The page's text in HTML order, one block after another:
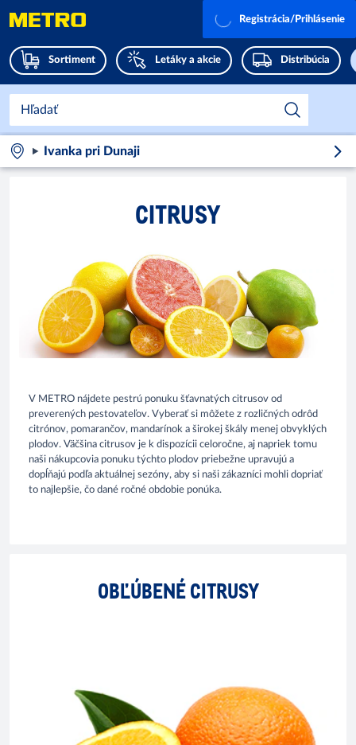
Sortiment Letáky a akcie Distribúcia
Registrácia/Prihlásenie
Ivanka pri Dunaji
CITRUSY
V METRO nájdete pestrú ponuku šťavnatých citrusov od
preverených pestovateľov. Vyberať si môžete z rozličných odrôd
citrónov, pomarančov, mandarínok a širokej škály menej obvyklých
plodov. Väčšina citrusov je k dispozícii celoročne, aj napriek tomu
naši nákupcovia ponuku týchto plodov priebežne upravujú a
dopĺňajú podľa aktuálnej sezóny, aby si naši zákazníci mohli dopriať
to najlepšie, čo dané ročné obdobie ponúka.
OBĽÚBENÉ CITRUSY